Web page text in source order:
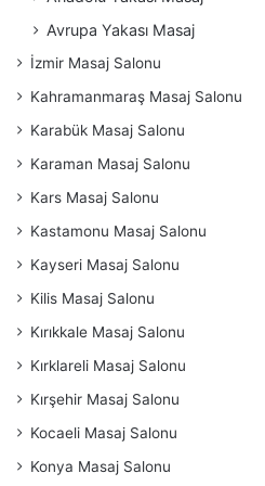
Avrupa Yakası Masaj
İzmir Masaj Salonu
Kahramanmaraş Masaj Salonu
Karabük Masaj Salonu
Karaman Masaj Salonu
Kars Masaj Salonu
Kastamonu Masaj Salonu
Kayseri Masaj Salonu
Kilis Masaj Salonu
Kırıkkale Masaj Salonu
Kırklareli Masaj Salonu
Kırşehir Masaj Salonu
Kocaeli Masaj Salonu
Konya Masaj Salonu